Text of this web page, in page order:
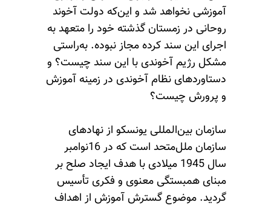
آموزشی نخواهد شد و این‌که دولت آخوند
روحانی در زمستان گذشته خود را متعهد به
اجرای این سند کرده مجاز نبوده. به‌راستی
مشکل رژیم آخوندی با این سند چیست؟ و
دستاوردهای نظام آخوندی در زمینه آموزش
و پرورش چیست؟
سازمان بین‌المللی یونسکو از نهادهای
سازمان ملل‌متحد است که در 16نوامبر
سال 1945 میلادی با هدف ایجاد صلح بر
مبنای همبستگی معنوی و فکری تأسیس
گردید. موضوع گسترش آموزش از اهداف